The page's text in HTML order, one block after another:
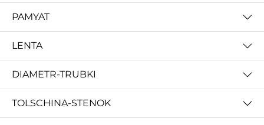
PAMYAT
LENTA
DIAMETR-TRUBKI
TOLSCHINA-STENOK
3dBozor.uz